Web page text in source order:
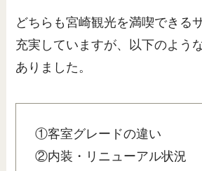
どちらも宮崎観光を満喫できる
充実していますが、以下のよう
ありました。
①客室グレードの違い
②内装・リニューアル状況